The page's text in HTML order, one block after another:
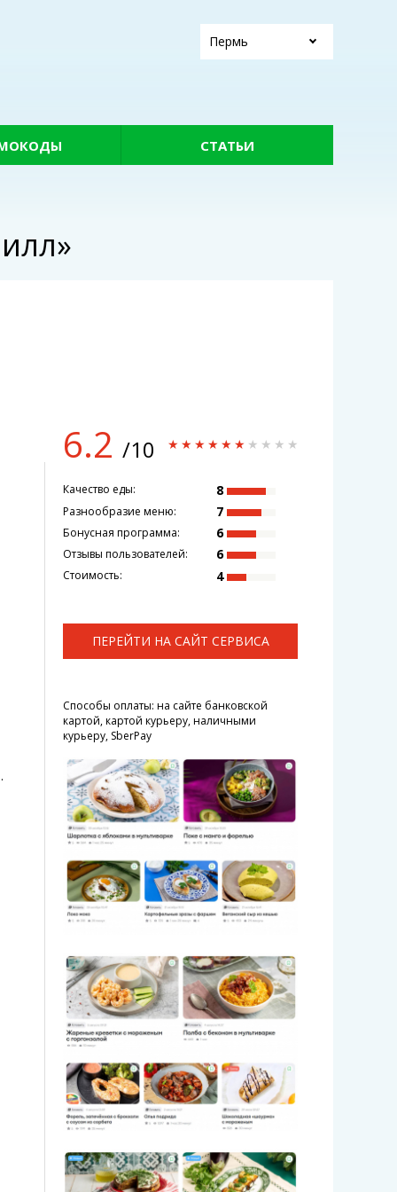
Пермь
СТАТЬИ
6.2 /10
Качество еды: 8
Разнообразие меню: 7
Бонусная программа: 6
Отзывы пользователей: 6
Стоимость: 4
ПЕРЕЙТИ НА САЙТ СЕРВИСА
Способы оплаты: на сайте банковской
картой, картой курьеру, наличными
курьеру, SberPay